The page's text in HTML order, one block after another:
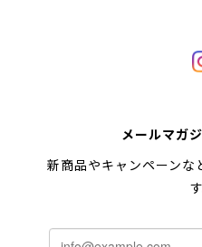
メールマガ
新商品やキャンペーンな
す